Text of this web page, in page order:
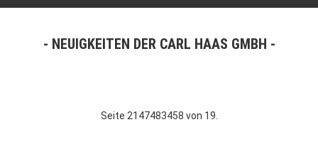
NEUIGKEITEN DER CARL HAAS GMBH
Seite 2147483458 von 19.